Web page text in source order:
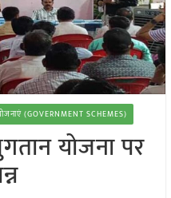
(GOVERNMENT SCHEMES)
योजना पर